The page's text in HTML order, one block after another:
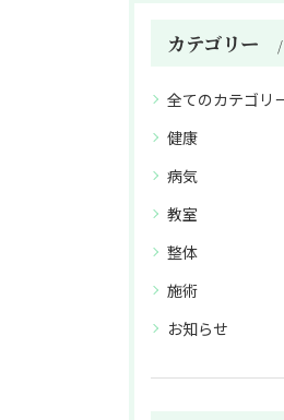
カテゴリー
全てのカテゴリ
健康
病気
教室
整体
施術
お知らせ